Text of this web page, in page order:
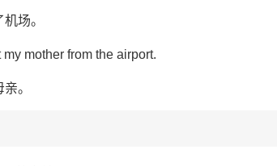
场。
my mother from the airport.
。